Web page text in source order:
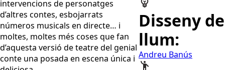
intervencions de personatges
d’altres contes, esbojarrats
números musicals en directe… i
moltes, moltes més coses que fan
d’aquesta versió de teatre del genial
conte una posada en escena única i
Disseny de
llum:
Andreu Banús